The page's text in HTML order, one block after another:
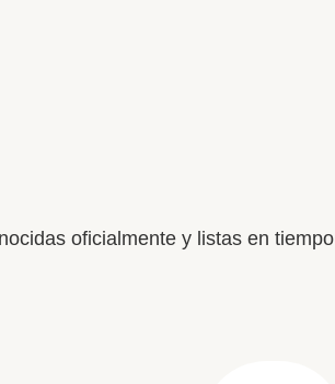
oficialmente y listas en tiempo